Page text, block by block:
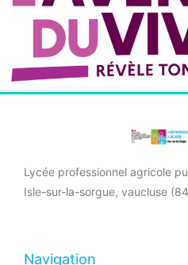
Lycée professionnel agricole
Isle-sur-la-sorgue, vaucluse
Navigation